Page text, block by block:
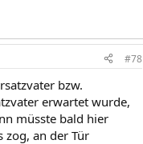
#78
bzw.
erwartet wurde,
müsste bald hier
zog, an der Tür